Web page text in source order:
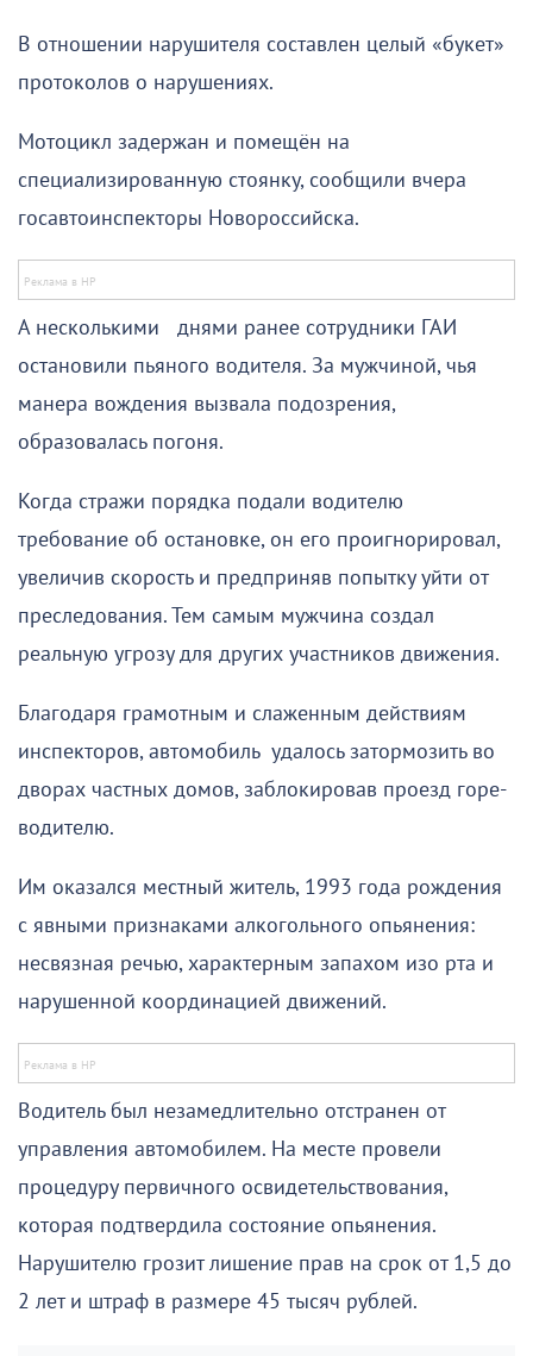
В отношении нарушителя составлен целый «букет»
протоколов о нарушениях.
Мотоцикл задержан и помещён на
специализированную стоянку, сообщили вчера
госавтоинспекторы Новороссийска.
А несколькими днями ранее сотрудники ГАИ
остановили пьяного водителя. За мужчиной, чья
манера вождения вызвала подозрения,
образовалась погоня.
Когда стражи порядка подали водителю
требование об остановке, он его проигнорировал,
увеличив скорость и предприняв попытку уйти от
преследования. Тем самым мужчина создал
реальную угрозу для других участников движения.
Благодаря грамотным и слаженным действиям
инспекторов, автомобиль удалось затормозить во
дворах частных домов, заблокировав проезд горе-
водителю.
Им оказался местный житель, 1993 года рождения
с явными признаками алкогольного опьянения:
несвязная речью, характерным запахом изо рта и
нарушенной координацией движений.
Водитель был незамедлительно отстранен от
управления автомобилем. На месте провели
процедуру первичного освидетельствования,
которая подтвердила состояние опьянения.
Нарушителю грозит лишение прав на срок от 1,5 до
2 лет и штраф в размере 45 тысяч рублей.